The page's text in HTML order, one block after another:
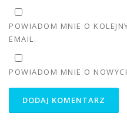
POWIADOM MNIE O
EMAIL.
POWIADOM MNIE O